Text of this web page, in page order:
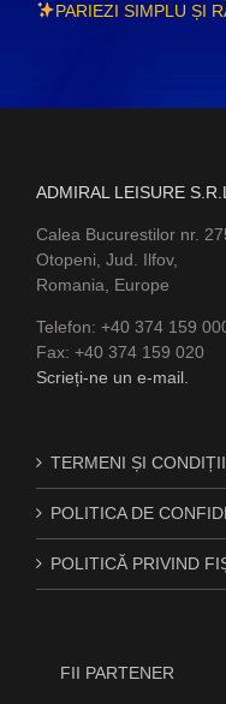
PARIEZI SIMPLU ȘI
ADMIRAL LEISURE S.R.L.
Calea Bucurestilor nr.
Otopeni, Jud. Ilfov,
Romania, Europe
Telefon: +40 374 159
Fax: +40 374 159 020
Scrieți-ne un e-mail.
TERMENI ȘI CONDIȚII
POLITICA DE
POLITICĂ PRIVIND
FII PARTENER